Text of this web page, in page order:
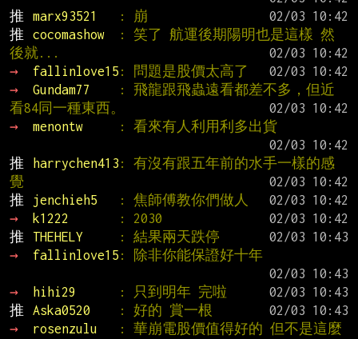
推
marx93521 : 崩
推
cocomashow
: 笑了 航運後期陽明也是這樣 然
後就...
→
fallinlove15 : 問題是股價太高了
→
Gundam77
: 飛龍跟飛蟲遠看都差不多，但近
看84同一種東西。
→
menontw
: 看來有人利用利多出貨
推
harrychen413 : 有沒有跟五年前的水手一樣的感
覺
推
jenchieh5 : 焦師傅教你們做人
→
k1222 : 2030
推
THEHELY : 結果兩天跌停
→
fallinlove15 : 除非你能保證好十年
→
hihi29 : 只到明年 完啦
推
Aska0520 : 好的 賞一根
→
rosenzulu
: 華崩電股價值得好的 但不是這麼